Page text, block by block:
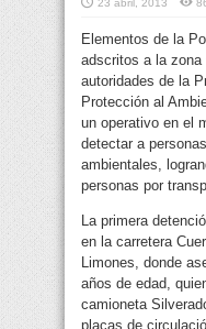
23 abril, 2013
Elementos de la
adscritos a la zona
autoridades de la
Protección al
un operativo en el
detectar a
ambientales,
personas por
La primera
en la carretera
Limones, donde
años de edad,
camioneta
placas de